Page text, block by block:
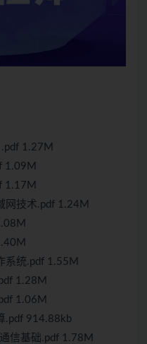
1.27M
1.09M
1.17M
网技术.pdf 1.24M
系统.pdf 1.55M
1.28M
1.06M
.pdf 914.88kb
信基础.pdf 1.78M